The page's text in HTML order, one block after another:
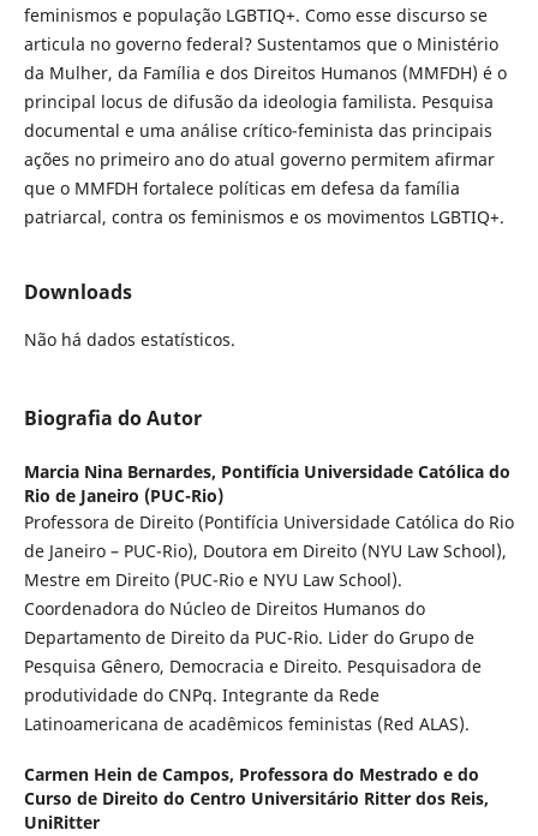
feminismos e população LGBTIQ+. Como esse discurso se
articula no governo federal? Sustentamos que o Ministério
da Mulher, da Família e dos Direitos Humanos (MMFDH) é o
principal locus de difusão da ideologia familista. Pesquisa
documental e uma análise crítico-feminista das principais
ações no primeiro ano do atual governo permitem afirmar
que o MMFDH fortalece políticas em defesa da família
patriarcal, contra os feminismos e os movimentos LGBTIQ+.
Downloads
Não há dados estatísticos.
Biografia do Autor
Marcia Nina Bernardes, Pontifícia Universidade Católica do
Rio de Janeiro (PUC-Rio)
Professora de Direito (Pontifícia Universidade Católica do Rio
de Janeiro – PUC-Rio), Doutora em Direito (NYU Law School),
Mestre em Direito (PUC-Rio e NYU Law School).
Coordenadora do Núcleo de Direitos Humanos do
Departamento de Direito da PUC-Rio. Lider do Grupo de
Pesquisa Gênero, Democracia e Direito. Pesquisadora de
produtividade do CNPq. Integrante da Rede
Latinoamericana de acadêmicos feministas (Red ALAS).
Carmen Hein de Campos, Professora do Mestrado e do
Curso de Direito do Centro Universitário Ritter dos Reis,
UniRitter